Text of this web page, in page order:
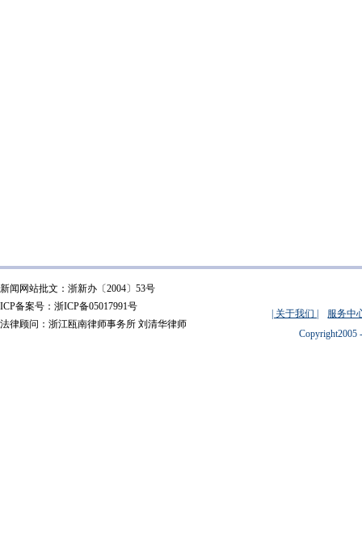
新闻网站批文：浙新办〔2004〕53号
ICP备案号：浙ICP备05017991号
法律顾问：浙江瓯南律师事务所 刘清华律师
| 关于我们 |
服务中
Copyright2005